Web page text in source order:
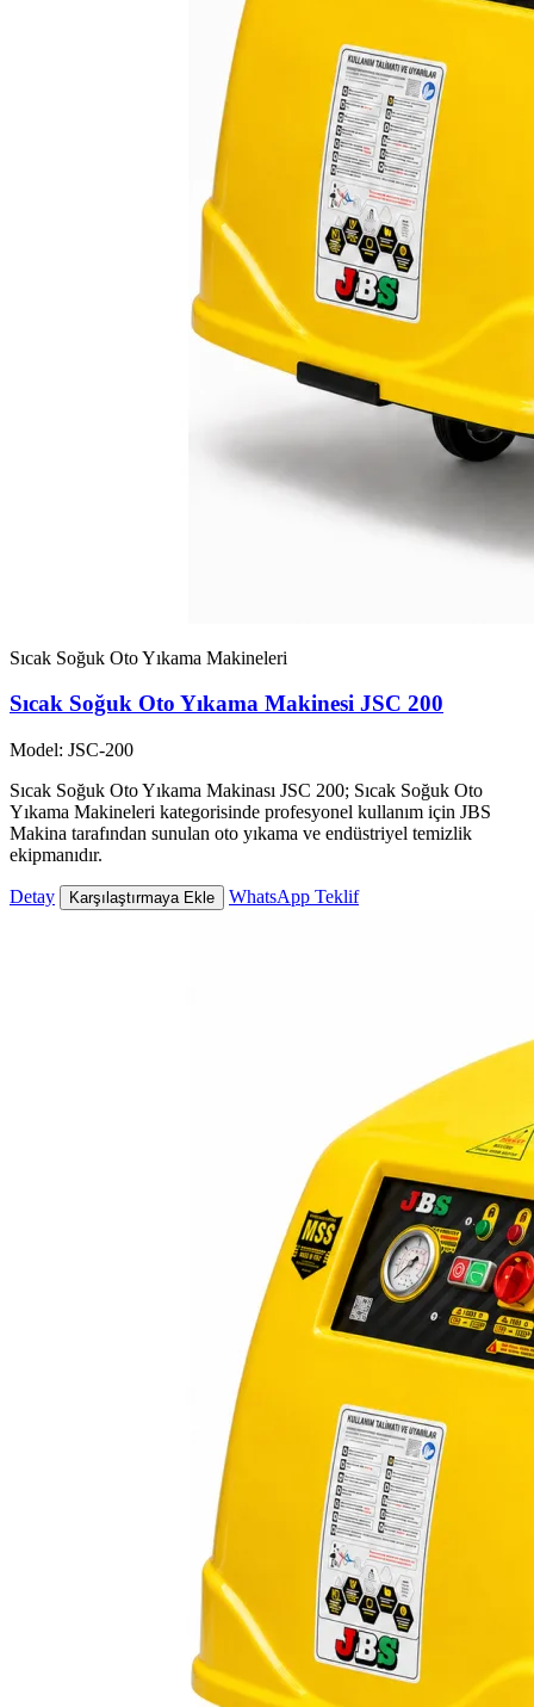
Sıcak Soğuk Oto Yıkama Makineleri
Sıcak Soğuk Oto Yıkama Makinesi JSC 200
Model: JSC-200
Sıcak Soğuk Oto Yıkama Makinası JSC 200; Sıcak Soğuk Oto
Yıkama Makineleri kategorisinde profesyonel kullanım için JBS
Makina tarafından sunulan oto yıkama ve endüstriyel temizlik
ekipmanıdır.
Detay Karşılaştırmaya Ekle WhatsApp Teklif